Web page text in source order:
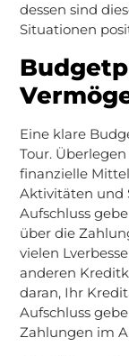
dessen sind
Situationen
Eine klare
Tour.
finanzielle
Aktivitäten und
Aufschluss
über die
vielen
anderen
daran, Ihr
Aufschluss
Zahlungen im